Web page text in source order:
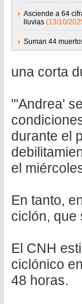
Asciende a 64
lluvias (13/10/
Suman 44
una corta
"'Andrea'
durante el
el
En tanto,
ciclón, que
El CNH
ciclónico
48 horas.